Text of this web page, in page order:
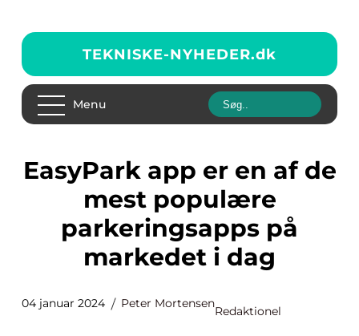
TEKNISKE-NYHEDER.dk
Menu
EasyPark app er en af de
mest populære
parkeringsapps på
markedet i dag
04 januar 2024 Peter Mortensen
Redaktionel